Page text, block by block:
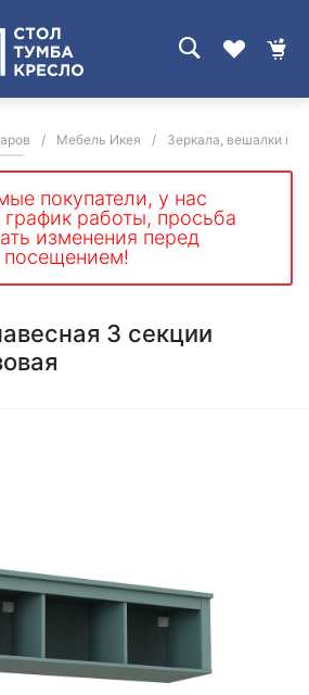
/ Мебель Икея / Зеркала, вешалки и
покупатели, у нас
работы, просьба
изменения перед
посещением!
3 секции